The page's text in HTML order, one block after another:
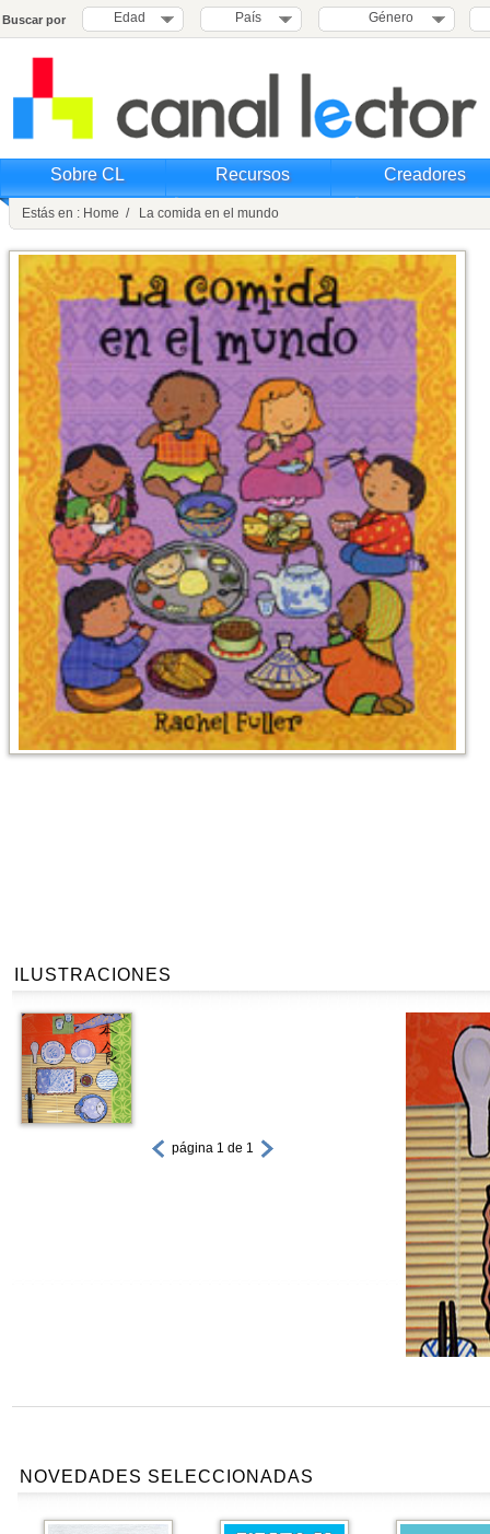
Buscar por Edad País Género
Sobre CL Recursos Creadores
Estás en : Home / La comida en el mundo
ILUSTRACIONES
página 1 de 1
NOVEDADES SELECCIONADAS